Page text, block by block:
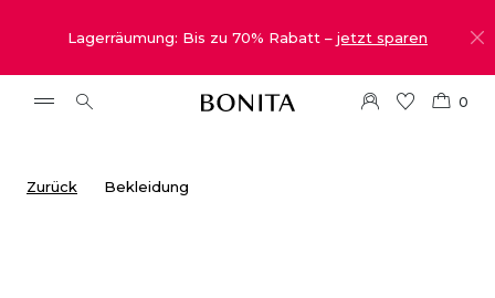
Lagerräumung: Bis zu 70% Rabatt – jetzt sparen
0
Zurück Bekleidung